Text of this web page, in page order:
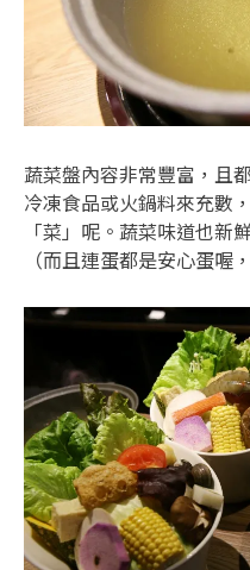
蔬菜盤內容非常豐富，且
冷凍食品或火鍋料來充數
「菜」呢。蔬菜味道也新
（而且連蛋都是安心蛋喔